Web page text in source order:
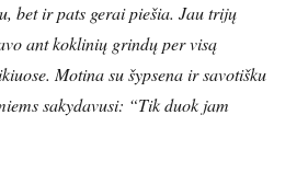
bet ir pats gerai piešia. Jau trijų
ant koklinių grindų per visą
Motina su šypsena ir savotišku
sakydavusi: “Tik duok jam